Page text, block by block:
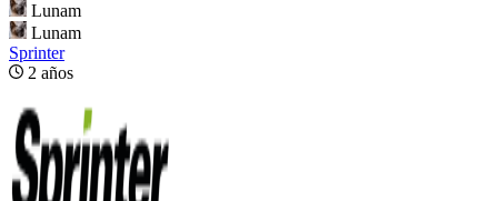
Lunam
Lunam
Sprinter
2 años